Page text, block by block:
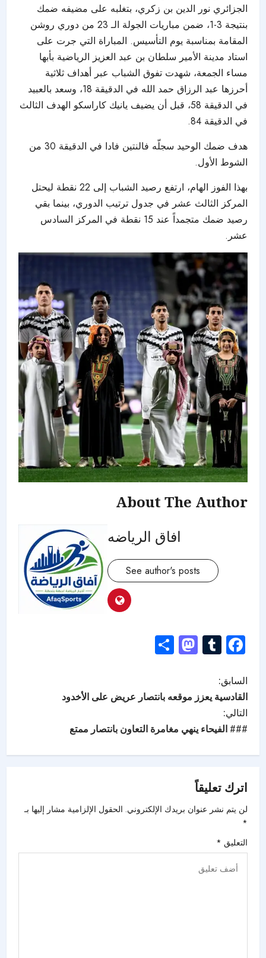
الجزائري نور الدين بن زكري، بتغلبه على مضيفه ضمك
بنتيجة 3-1، ضمن مباريات الجولة الـ 23 من دوري روشن
المقامة بمناسبة يوم التأسيس. المباراة التي جرت على
استاد مدينة الأمير سلطان بن عبد العزيز الرياضية بأبها
مساء الجمعة، شهدت تفوق الشباب عبر أهداف ثلاثية
أحرزها عبد الرزاق حمد الله في الدقيقة 18، وسعد بالعبيد
في الدقيقة 58، قبل أن يضيف يانيك كاراسكو الهدف الثالث
في الدقيقة 84.
هدف ضمك الوحيد سجلّه فالنتين فادا في الدقيقة 30 من
الشوط الأول.
بهذا الفوز الهام، ارتفع رصيد الشباب إلى 22 نقطة ليحتل
المركز الثالث عشر في جدول ترتيب الدوري، بينما بقي
رصيد ضمك متجمداً عند 15 نقطة في المركز السادس
عشر.
About The Author
افاق الرياضه
See author's posts
Facebook
Tumblr
Mastodon
السابق:
القادسية يعزز موقعه بانتصار عريض على الأخدود
التالي:
### الفيحاء ينهي مغامرة التعاون بانتصار ممتع
اترك تعليقاً
لن يتم نشر عنوان بريدك الإلكتروني. الحقول الإلزامية مشار إليها بـ
*
التعليق *